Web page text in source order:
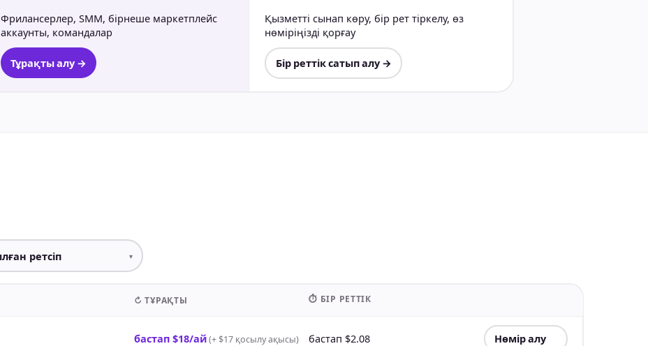
Фрилансерлер, SMM, бірнеше маркетплейс
аккаунты, командалар
Тұрақты алу →
Қызметті сынап көру, бір рет тіркелу, өз
нөміріңізді қорғау
Бір реттік сатып алу →
↻ ТҰРАҚТЫ ⏱ БІР РЕТТІК
бастап $18/ай(+ $17 қосылу ақысы) бастап $2.08 Нөмір алу